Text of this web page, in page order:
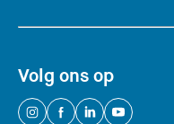
Volg ons op